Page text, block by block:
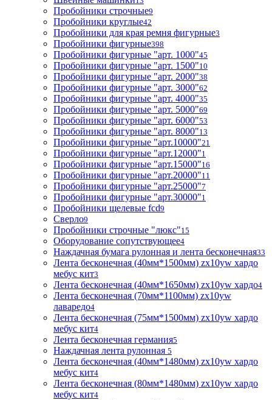
Пробойники строчные9
Пробойники круглые42
Пробойники для края ремня фигурные3
Пробойники фигурные398
Пробойники фигурные "арт. 1000"45
Пробойники фигурные "арт. 1500"10
Пробойники фигурные "арт. 2000"38
Пробойники фигурные "арт. 3000"62
Пробойники фигурные "арт. 4000"35
Пробойники фигурные "арт. 5000"69
Пробойники фигурные "арт. 6000"53
Пробойники фигурные "арт. 8000"13
Пробойники фигурные "арт.10000"21
Пробойники фигурные "арт.12000"1
Пробойники фигурные "арт.15000"16
Пробойники фигурные "арт.20000"11
Пробойники фигурные "арт.25000"7
Пробойники фигурные "арт.30000"1
Пробойники щелевые fcd9
Сверло9
Пробойники строчные "люкс"15
Оборудование сопутствующее4
Наждачная бумага рулонная и лента бесконечная33
Лента бесконечная (40мм*1500мм) zx10yw хардо
мебус кит3
Лента бесконечная (40мм*1650мм) zx10yw хардо4
Лента бесконечная (70мм*1100мм) zx10yw
лаваредо4
Лента бесконечная (75мм*1500мм) zx10yw хардо
мебус кит4
Лента бесконечная германия5
Наждачная лента рулонная 5
Лента бесконечная (40мм*1480мм) zx10yw хардо
мебус кит4
Лента бесконечная (80мм*1480мм) zx10yw хардо
мебус кит4